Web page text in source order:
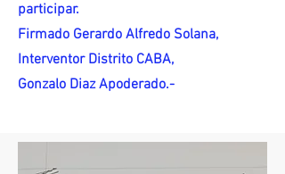
participar.
Firmado Gerardo Alfredo Solana,
Interventor Distrito CABA,
Gonzalo Diaz Apoderado.-